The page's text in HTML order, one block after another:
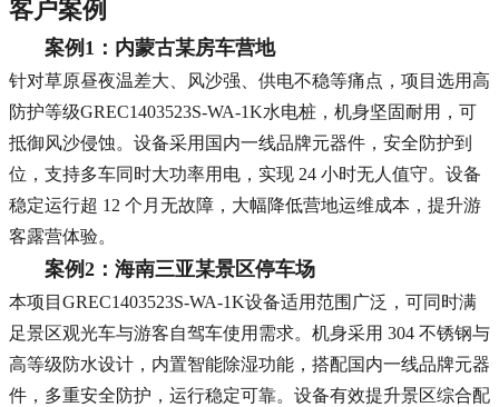
客户案例
案例1：内蒙古某房车营地
针对草原昼夜温差大、风沙强、供电不稳等痛点，项目选用高
防护等级GREC1403523S-WA-1K水电桩，机身坚固耐用，可
抵御风沙侵蚀。设备采用国内一线品牌元器件，安全防护到
位，支持多车同时大功率用电，实现 24 小时无人值守。设备
稳定运行超 12 个月无故障，大幅降低营地运维成本，提升游
客露营体验。
案例2：海南三亚某景区停车场
本项目 GREC1403523S-WA-1K设备适用范围广泛，可同时满
足景区观光车与游客自驾车使用需求。机身采用 304 不锈钢与
高等级防水设计，内置智能除湿功能，搭配国内一线品牌元器
件，多重安全防护，运行稳定可靠。设备有效提升景区综合配